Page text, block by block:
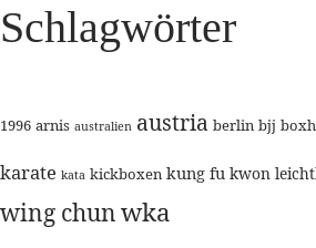
Schlagwörter
1996 arnis australien austria berlin bjj
karate kata kickboxen kung fu kwon
wing chunwka